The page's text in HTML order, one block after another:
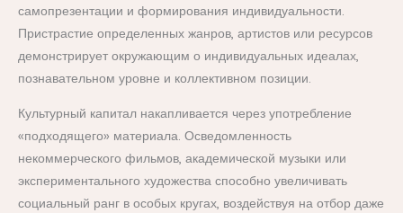
самопрезентации и формирования индивидуальности.
Пристрастие определенных жанров, артистов или ресурсов
демонстрирует окружающим о индивидуальных идеалах,
познавательном уровне и коллективном позиции.
Культурный капитал накапливается через употребление
«подходящего» материала. Осведомленность
некоммерческого фильмов, академической музыки или
экспериментального художества способно увеличивать
социальный ранг в особых кругах, воздействуя на отбор даже